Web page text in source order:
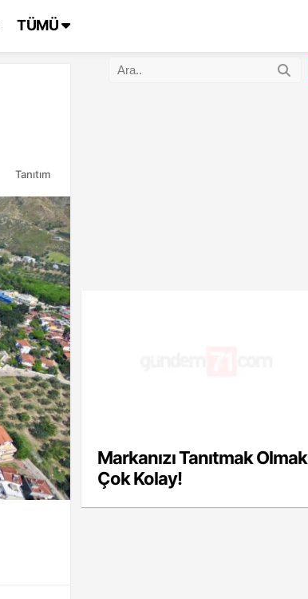
TÜMÜ
Tanıtım
Markanızı Tanıtmak Olmak
Çok Kolay!